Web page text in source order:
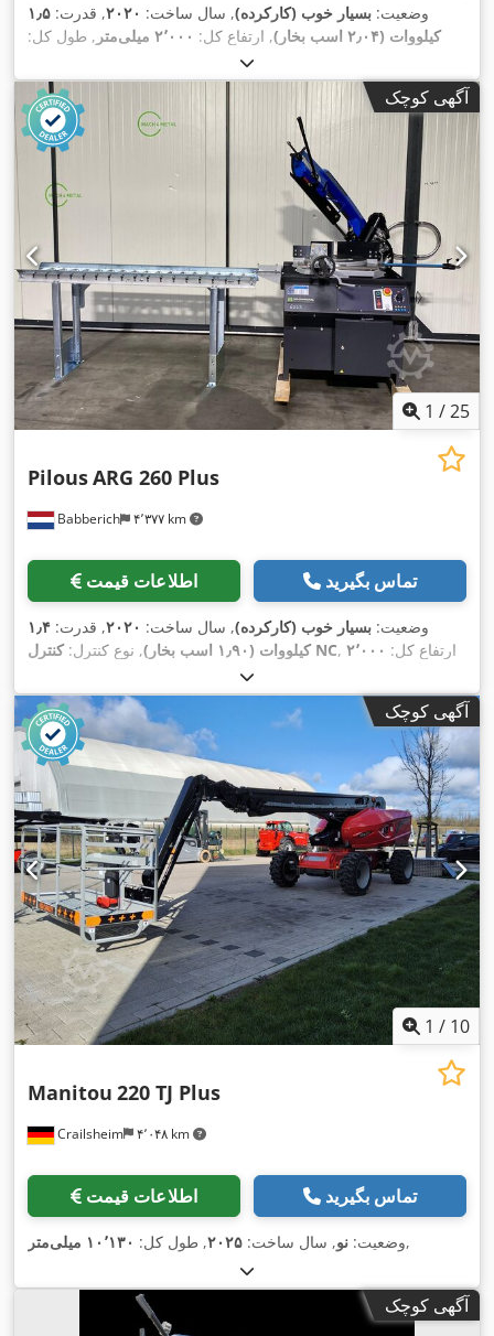
وضعیت: بسیار خوب (کارکرده), سال ساخت: ۲۰۲۰, قدرت: ۱٫۵
کیلووات (۲٫۰۴ اسب بخار)
, ارتفاع کل: ۲٬۰۰۰ میلی‌متر
, طول کل:
آگهی کوچک
1 /25
Babberich ۴٬۳۷۷ km
PilousARG 260 Plus
اطلاعات قیمت تماس بگیرید
وضعیت: بسیار خوب (کارکرده), سال ساخت: ۲۰۲۰, قدرت: ۱٫۴
کیلووات (۱٫۹۰ اسب بخار)
, نوع کنترل: کنترل NC , ارتفاع کل: ۲٬۰۰۰
آگهی کوچک
1 / 10
Crailsheim ۴٬۰۴۸ km
Manitou 220 TJ Plus
اطلاعات قیمت تماس بگیرید
وضعیت: نو, سال ساخت: ۲۰۲۵, طول کل: ۱۰٬۱۳۰ میلی‌متر ,
آگهی کوچک